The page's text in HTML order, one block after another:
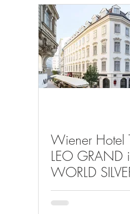
Wiener Hotel
LEO GRAND
WORLD
WINNER